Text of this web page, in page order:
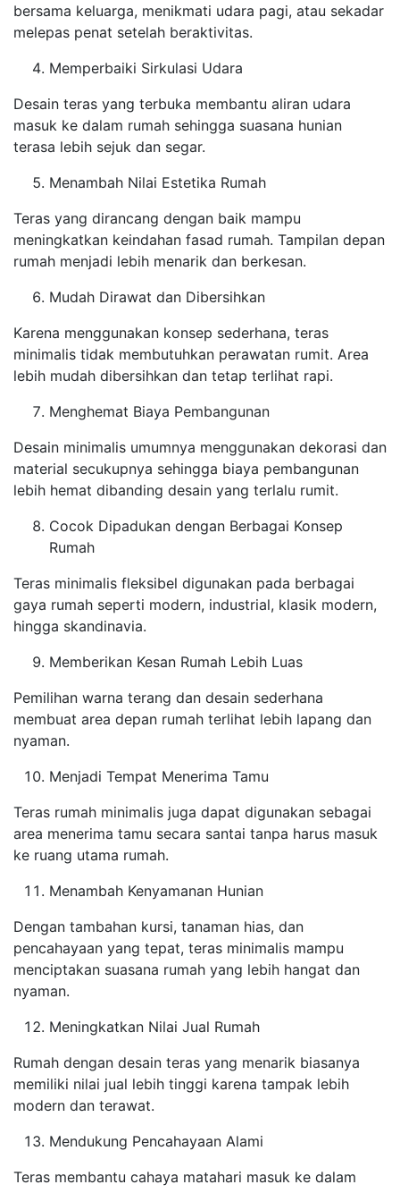
bersama keluarga, menikmati udara pagi, atau sekadar
melepas penat setelah beraktivitas.
Memperbaiki Sirkulasi Udara
Desain teras yang terbuka membantu aliran udara
masuk ke dalam rumah sehingga suasana hunian
terasa lebih sejuk dan segar.
Menambah Nilai Estetika Rumah
Teras yang dirancang dengan baik mampu
meningkatkan keindahan fasad rumah. Tampilan depan
rumah menjadi lebih menarik dan berkesan.
Mudah Dirawat dan Dibersihkan
Karena menggunakan konsep sederhana, teras
minimalis tidak membutuhkan perawatan rumit. Area
lebih mudah dibersihkan dan tetap terlihat rapi.
Menghemat Biaya Pembangunan
Desain minimalis umumnya menggunakan dekorasi dan
material secukupnya sehingga biaya pembangunan
lebih hemat dibanding desain yang terlalu rumit.
Cocok Dipadukan dengan Berbagai Konsep
Rumah
Teras minimalis fleksibel digunakan pada berbagai
gaya rumah seperti modern, industrial, klasik modern,
hingga skandinavia.
Memberikan Kesan Rumah Lebih Luas
Pemilihan warna terang dan desain sederhana
membuat area depan rumah terlihat lebih lapang dan
nyaman.
Menjadi Tempat Menerima Tamu
Teras rumah minimalis juga dapat digunakan sebagai
area menerima tamu secara santai tanpa harus masuk
ke ruang utama rumah.
Menambah Kenyamanan Hunian
Dengan tambahan kursi, tanaman hias, dan
pencahayaan yang tepat, teras minimalis mampu
menciptakan suasana rumah yang lebih hangat dan
nyaman.
Meningkatkan Nilai Jual Rumah
Rumah dengan desain teras yang menarik biasanya
memiliki nilai jual lebih tinggi karena tampak lebih
modern dan terawat.
Mendukung Pencahayaan Alami
Teras membantu cahaya matahari masuk ke dalam